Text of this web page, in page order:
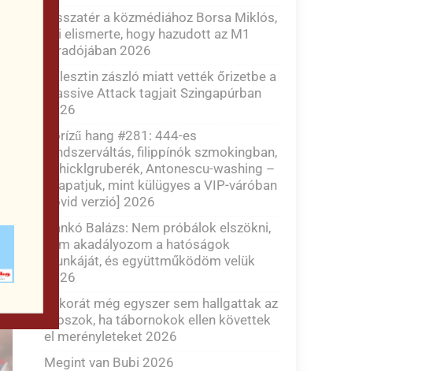
Visszatér a közmédiához Borsa Miklós,
aki elismerte, hogy hazudott az M1
Híradójában 2026
Palesztin zászló miatt vették őrizetbe a
Massive Attack tagjait Szingapúrban
2026
Borízű hang #281: 444-es
rendszerváltás, filippínók szmokingban,
Schicklgruberék, Antonescu-washing –
csapatjuk, mint külügyes a VIP-váróban
[rövid verzió] 2026
Hankó Balázs: Nem próbálok elszökni,
nem akadályozom a hatóságok
munkáját, és együttműködöm velük
2026
Ekkorát még egyszer sem hallgattak az
oroszok, ha tábornokok ellen követtek
el merényleteket 2026
Megint van Bubi 2026